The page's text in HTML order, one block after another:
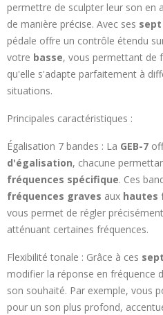
permettre de sculpter leur son en
de manière précise. Avec ses
pédale offre un contrôle étendu
votre basse, vous permettant de
qu'elle s'adapte parfaitement à
situations.
Principales caractéristiques :
Égalisation 7 bandes : La GEB-7
d'égalisation, chacune
fréquences spécifique. Ces
fréquences graves aux hautes
vous permet de régler
atténuant certaines fréquences.
Flexibilité tonale : Grâce à ces
modifier la réponse en fréquence
son souhaité. Par exemple, vous
pour un son plus profond,